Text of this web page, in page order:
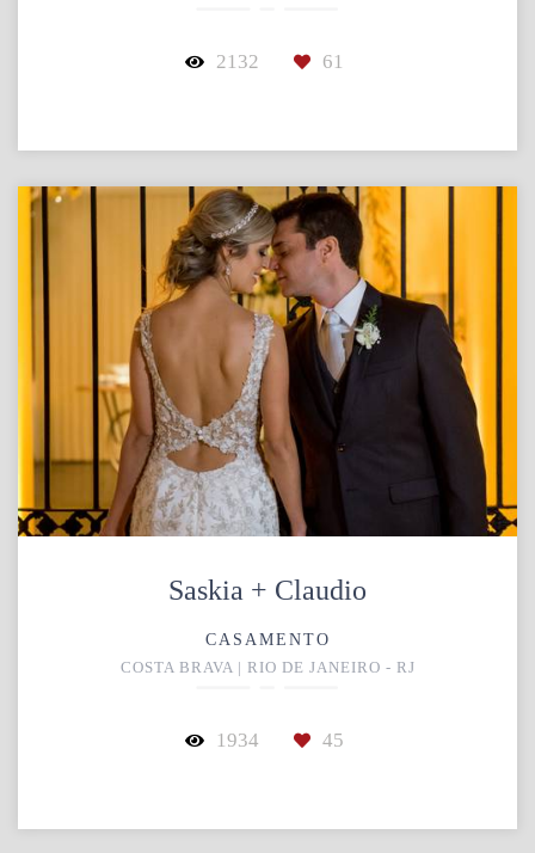
2132 61
Saskia + Claudio
CASAMENTO
COSTA BRAVA | RIO DE JANEIRO - RJ
1934 45